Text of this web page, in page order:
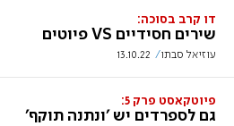
דו קרב בסוכה:
שירים חסידיים VS פיוטים
עוזיאל סבתו 13.10.22
פיוטקאסט פרק 5:
גם לספרדים יש 'ונתנה תוקף'